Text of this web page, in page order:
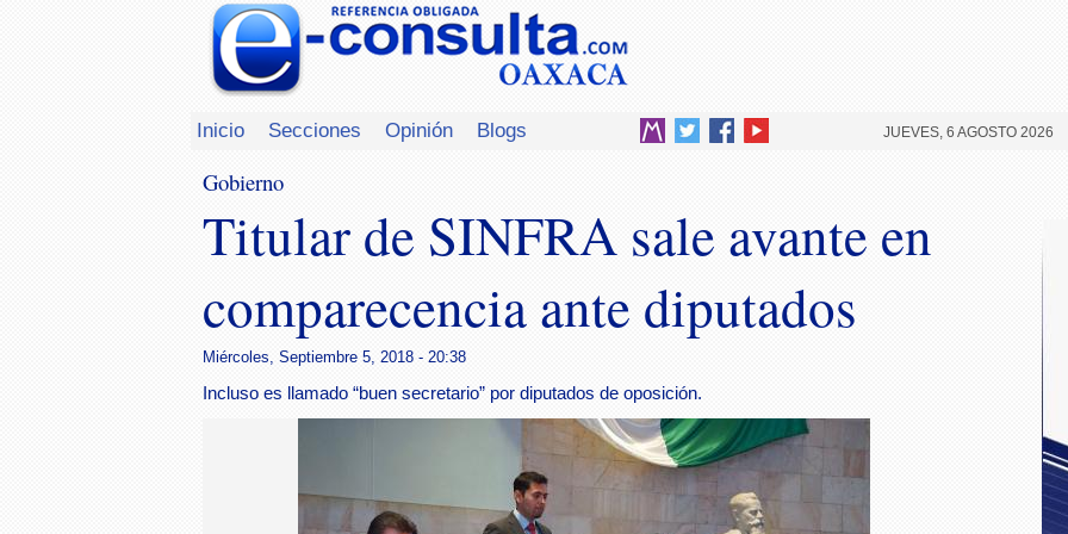
Inicio Secciones Opinión Blogs JUEVES, 6 AGOSTO 2026
Gobierno
Titular de SINFRA sale avante en
comparecencia ante diputados
Miércoles, Septiembre 5, 2018 - 20:38
Incluso es llamado “buen secretario” por diputados de oposición.